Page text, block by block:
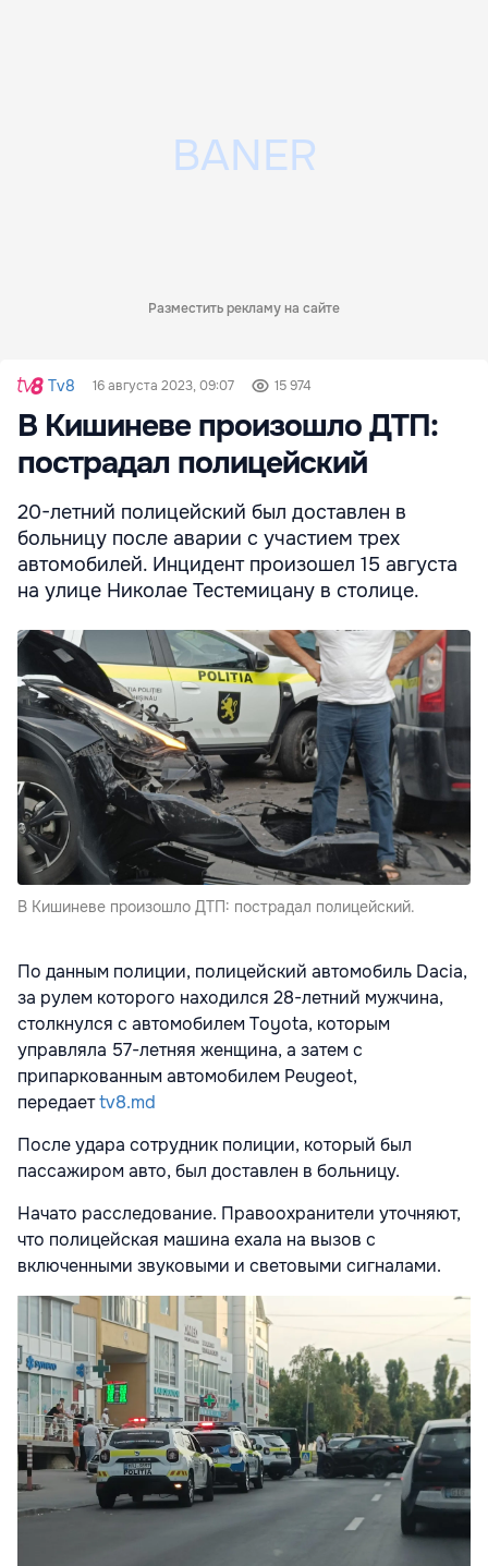
Разместить рекламу на сайте
Tv8 16 августа 2023, 09:07 15 974
В Кишиневе произошло ДТП:
пострадал полицейский
20-летний полицейский был доставлен в
больницу после аварии с участием трех
автомобилей. Инцидент произошел 15 августа
на улице Николае Тестемицану в столице.
В Кишиневе произошло ДТП: пострадал полицейский.
По данным полиции, полицейский автомобиль Dacia,
за рулем которого находился 28-летний мужчина,
столкнулся с автомобилем Toyota, которым
управляла 57-летняя женщина, а затем с
припаркованным автомобилем Peugeot,
передаетtv8.md
После удара сотрудник полиции, который был
пассажиром авто, был доставлен в больницу.
Начато расследование. Правоохранители уточняют,
что полицейская машина ехала на вызов с
включенными звуковыми и световыми сигналами.